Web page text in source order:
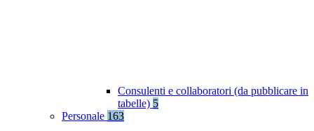
Consulenti e collaboratori (da pubblicare in
tabelle) 5
Personale 163